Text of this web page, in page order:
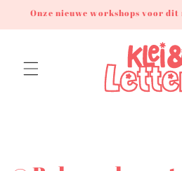
naar de
content
Onze nieuwe workshops voor